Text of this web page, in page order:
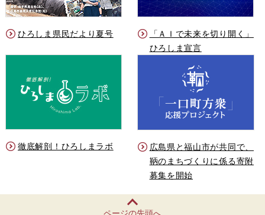
ひろしま県民だより夏号
「ＡＩで未来を切り開く」
ひろしま宣言
徹底解剖！ひろしまラボ
広島県と福山市が共同で、
鞆のまちづくりに係る寄附
募集を開始
ページの先頭へ